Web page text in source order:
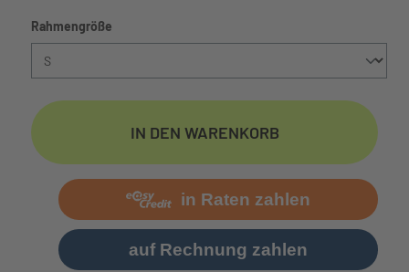
Rahmengröße
IN DEN WARENKORB